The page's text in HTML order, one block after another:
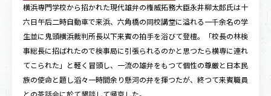
横浜専門学校から招かれた現代雄弁の権威拓務大臣永井柳太郎氏は十
六日午后二時自動車で来浜、六角橋の同校講堂に溢れる一千余名の学
生並に鬼頭横浜裁判所長以下来賓の拍手を浴びて登檀。「校長の林検
事総長に招ばれたので検事局に引張られるのかと思つたら横専に連れ
てこられた」と軽く冒頭し、一流の雄弁をもつて個性の尊厳と日本民
族の使命と題し滔々一時間余り懸河の弁を揮つたが、終つて来賓職員